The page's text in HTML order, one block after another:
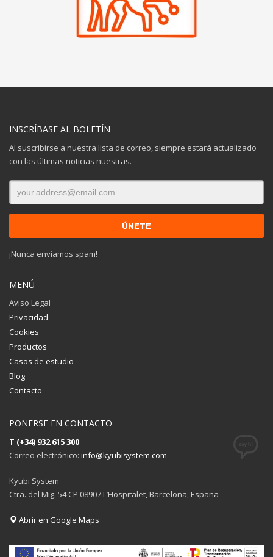
INSCRÍBASE AL BOLETÍN
Al suscribirse a nuestra lista de correo, siempre estará actualizado
con las últimas noticias nuestras.
¡Nunca enviamos spam!
MENÚ
Aviso Legal
Privacidad
Cookies
Productos
Casos de estudio
Blog
Contacto
PONERSE EN CONTACTO
T (+34) 932 615 300
Correo electrónico: info@kyubisystem.com
Kyubi System
Ctra. del Mig, 54 CP 08907 L’Hospitalet, Barcelona, España
Abrir en Google Maps